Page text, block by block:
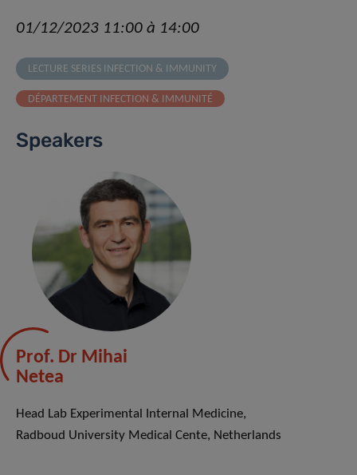
01/12/2023 11:00 à 14:00
LECTURE SERIES INFECTION & IMMUNITY
DÉPARTEMENT INFECTION & IMMUNITÉ
Speakers
Prof. Dr Mihai
Netea
Head Lab Experimental Internal Medicine,
Radboud University Medical Cente, Netherlands